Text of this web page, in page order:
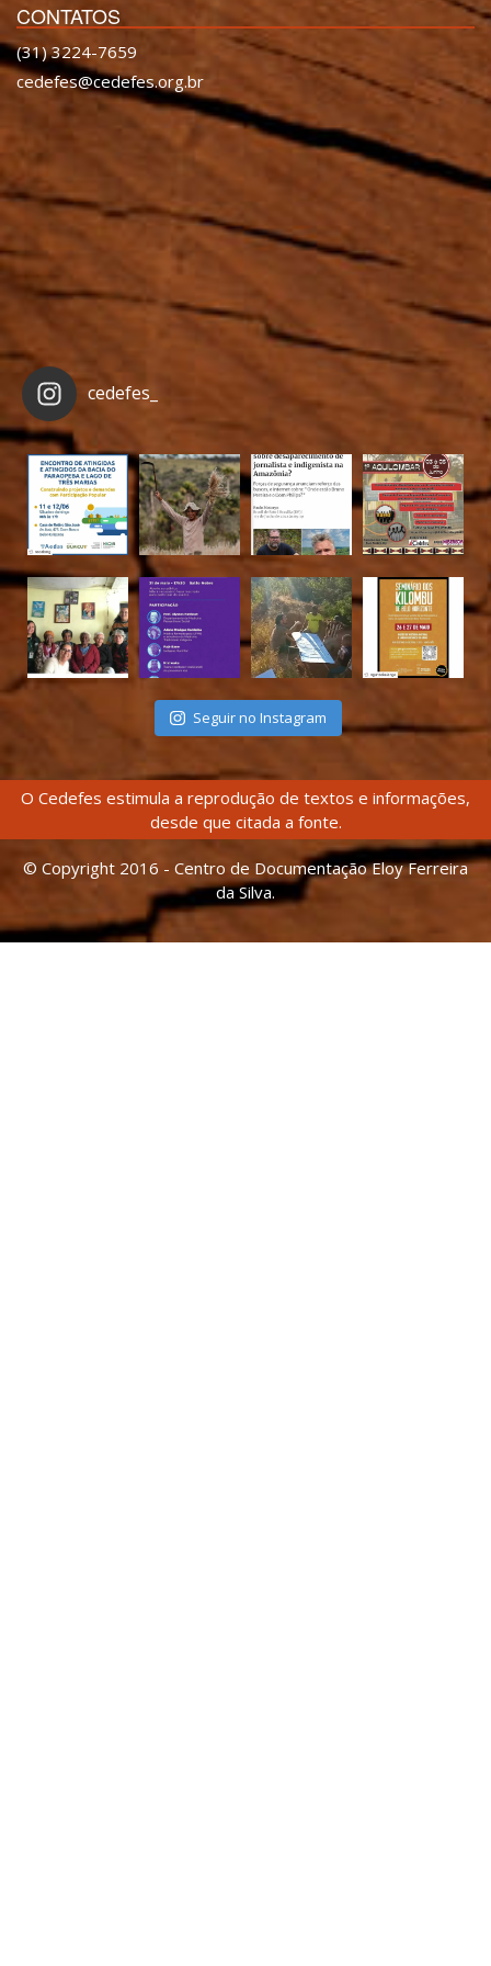
CONTATOS
(31) 3224-7659
cedefes@cedefes.org.br
cedefes_
Seguir no Instagram
O Cedefes estimula a reprodução de textos e informações,
desde que citada a fonte.
© Copyright 2016 - Centro de Documentação Eloy Ferreira
da Silva.